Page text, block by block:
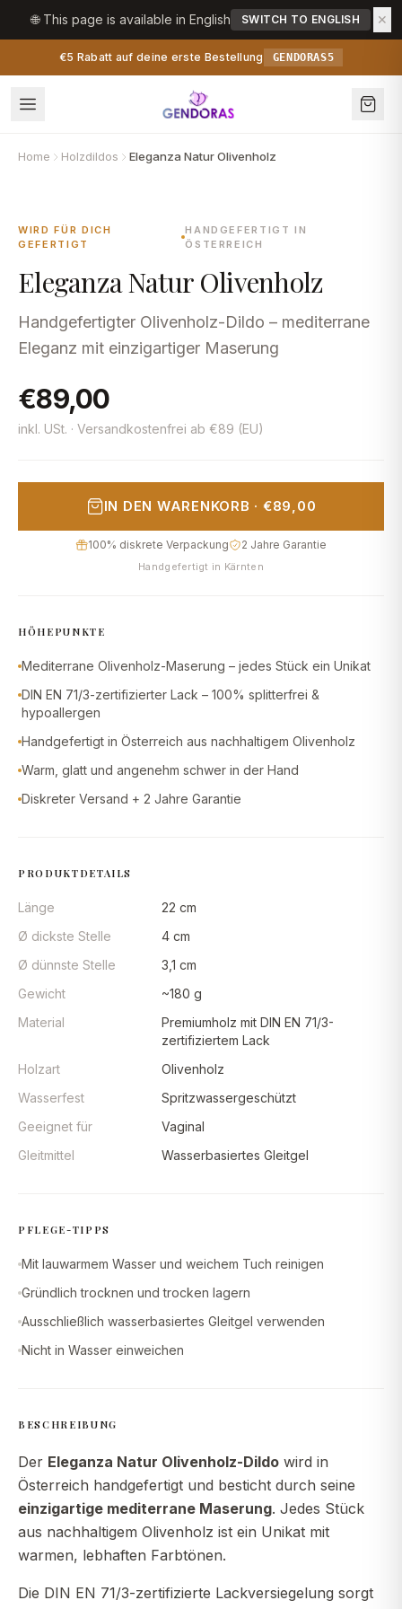
Zum Inhalt springen
🌐 This page is available in English SWITCH TO ENGLISH ✕
€5 Rabatt auf deine erste Bestellung GENDORAS5
Home Holzdildos Eleganza Natur Olivenholz
WIRD FÜR DICH
GEFERTIGT
HANDGEFERTIGT IN
ÖSTERREICH
Eleganza Natur Olivenholz
Handgefertigter Olivenholz-Dildo – mediterrane
Eleganz mit einzigartiger Maserung
€89,00
inkl. USt. · Versandkostenfrei ab €89 (EU)
IN DEN WARENKORB · €89,00
100% diskrete Verpackung 2 Jahre Garantie
Handgefertigt in Kärnten
HÖHEPUNKTE
Mediterrane Olivenholz-Maserung – jedes Stück ein Unikat
DIN EN 71/3-zertifizierter Lack – 100% splitterfrei &
hypoallergen
Handgefertigt in Österreich aus nachhaltigem Olivenholz
Warm, glatt und angenehm schwer in der Hand
Diskreter Versand + 2 Jahre Garantie
PRODUKTDETAILS
Länge
22 cm
Ø dickste Stelle
4 cm
Ø dünnste Stelle
3,1 cm
Gewicht
~180 g
Material
Premiumholz mit DIN EN 71/3-
zertifiziertem Lack
Holzart
Olivenholz
Wasserfest
Spritzwassergeschützt
Geeignet für
Vaginal
Gleitmittel
Wasserbasiertes Gleitgel
PFLEGE-TIPPS
Mit lauwarmem Wasser und weichem Tuch reinigen
Gründlich trocknen und trocken lagern
Ausschließlich wasserbasiertes Gleitgel verwenden
Nicht in Wasser einweichen
BESCHREIBUNG
Der Eleganza Natur Olivenholz-Dildo wird in
Österreich handgefertigt und besticht durch seine
einzigartige mediterrane Maserung. Jedes Stück
aus nachhaltigem Olivenholz ist ein Unikat mit
warmen, lebhaften Farbtönen.
Die DIN EN 71/3-zertifizierte Lackversiegelung sorgt